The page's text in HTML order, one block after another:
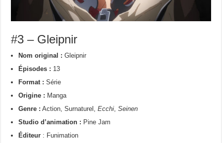
#3 – Gleipnir
Nom original : Gleipnir
Épisodes : 13
Format :Série
Origine : Manga
Genre : Action, Surnaturel,Ecchi,Seinen
Studio d’animation : Pine Jam
Éditeur : Funimation